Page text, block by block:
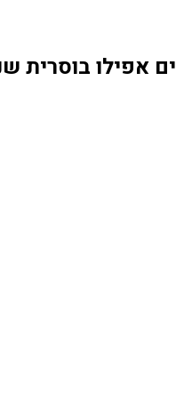
אפילו בוסרית